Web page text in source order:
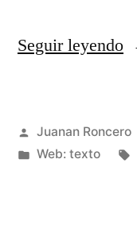
t
i
Seguir leyendo«
e
Publicado
por
Juanan Roncero
Publicado
Web: texto